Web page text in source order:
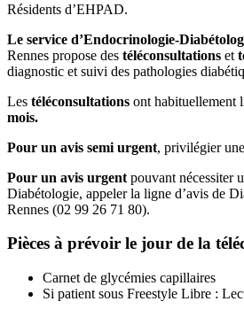
Résidents d’EHPAD.
Le service d’Endocrinologie-
Rennes propose des téléconsultations et
diagnostic et suivi des pathologies
Les téléconsultations ont habituellement
mois.
Pour un avis semi urgent, privilégier une
Pour un avis urgent pouvant nécessiter
Diabétologie, appeler la ligne d’avis de
Rennes (02 99 26 71 80).
Pièces à prévoir le jour de la
Carnet de glycémies capillaires
Si patient sous Freestyle Libre :